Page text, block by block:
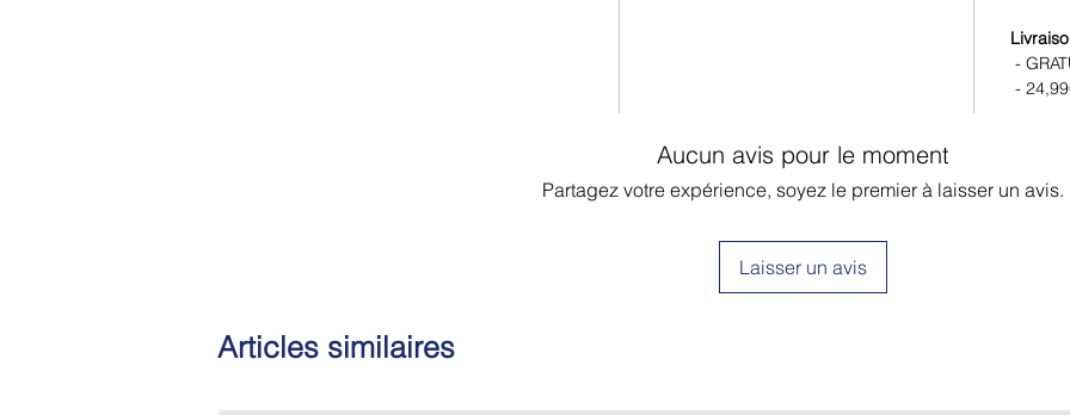
-
-
Aucun avis pour le moment
Partagez votre expérience, soyez le premier à laisser un avis.
Laisser un avis
Articles similaires